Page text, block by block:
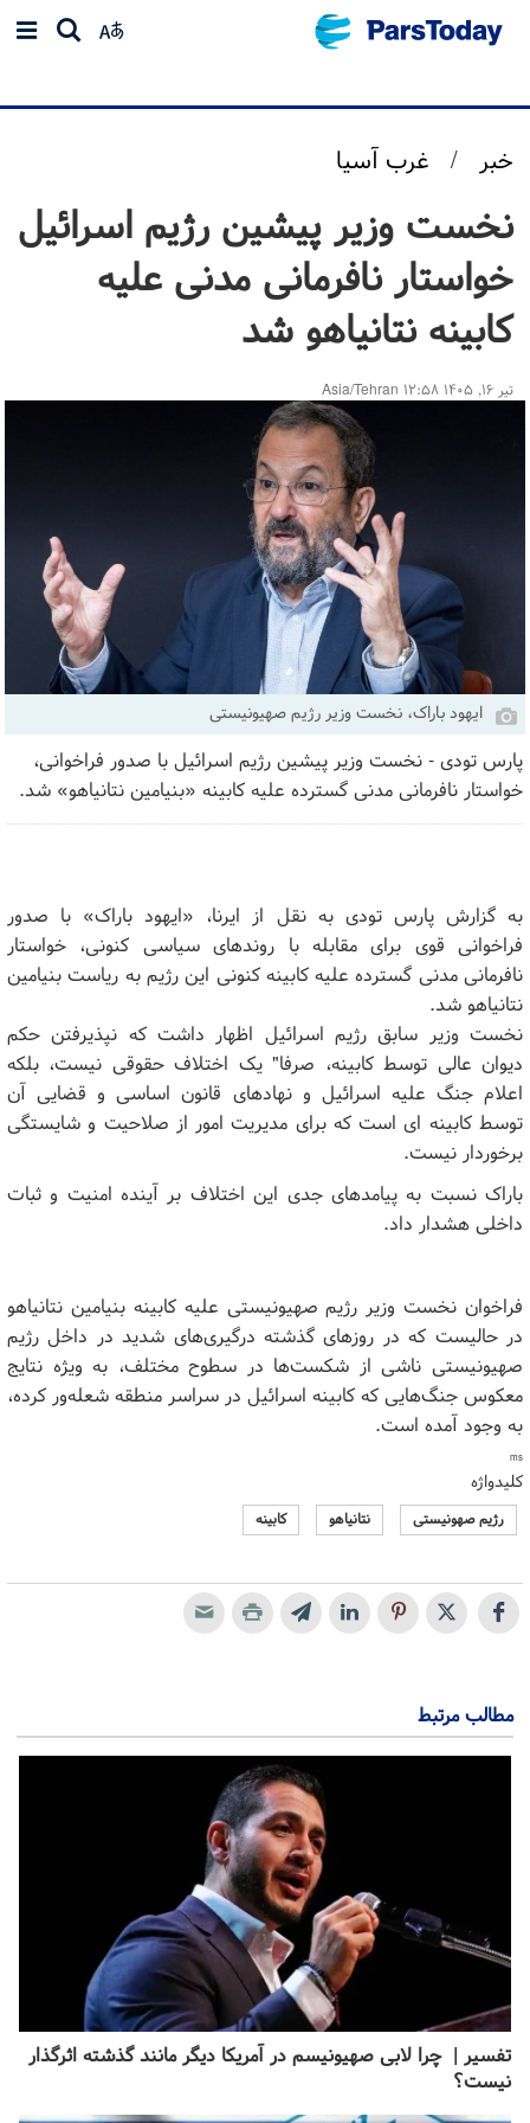
خبر / غرب آسیا
نخست وزیر پیشین رژیم اسرائیل
خواستار نافرمانی مدنی علیه
کابینه نتانیاهو شد
تیر ۱۶, ۱۴۰۵ ۱۲:۵۸ Asia/Tehran
ایهود باراک، نخست وزیر رژیم صهیونیستی
پارس تودی - نخست وزیر پیشین رژیم اسرائیل با صدور فراخوانی،
خواستار نافرمانی مدنی گسترده علیه کابینه «بنیامین نتانیاهو» شد.
به گزارش پارس تودی به نقل از ایرنا، «ایهود باراک» با صدور
فراخوانی قوی برای مقابله با روندهای سیاسی کنونی، خواستار
نافرمانی مدنی گسترده علیه کابینه کنونی این رژیم به ریاست بنیامین
نتانیاهو شد.
نخست وزیر سابق رژیم اسرائیل اظهار داشت که نپذیرفتن حکم
دیوان عالی توسط کابینه، صرفا" یک اختلاف حقوقی نیست، بلکه
اعلام جنگ علیه اسرائیل و نهادهای قانون اساسی و قضایی آن
توسط کابینه ای است که برای مدیریت امور از صلاحیت و شایستگی
برخوردار نیست.
باراک نسبت به پیامدهای جدی این اختلاف بر آینده امنیت و ثبات
داخلی هشدار داد.
فراخوان نخست وزیر رژیم صهیونیستی علیه کابینه بنیامین نتانیاهو
در حالیست که در روزهای گذشته درگیری‌های شدید در داخل رژیم
صهیونیستی ناشی از شکست‌ها در سطوح مختلف، به ویژه نتایج
معکوس جنگ‌هایی که کابینه اسرائیل در سراسر منطقه شعله‌ور کرده،
به وجود آمده است.
ms
کلیدواژه
رژیم صهونیستی نتانیاهو کابینه
مطالب مرتبط
تفسیر | چرا لابی صهیونیسم در آمریکا دیگر مانند گذشته اثرگذار
نیست؟